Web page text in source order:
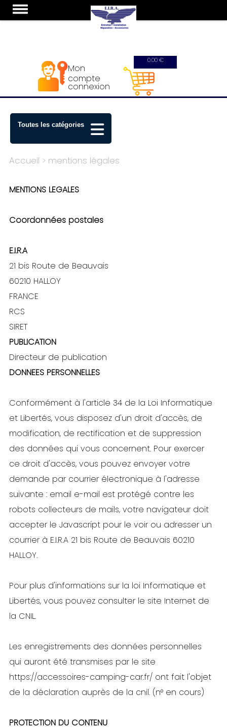
Mon
compte
connexion
0.00 €
Toutes les catégories
Accueil > mentions légales
MENTIONS LEGALES
Coordonnées postales
E.I.R.A
21 bis Route de Beauvais
60210 HALLOY
FRANCE
RCS
SIRET
PUBLICATION
Directeur de publication
DONNEES PERSONNELLES
Conformément à l'article 34 de la Loi Informatique
et Libertés, vous disposez d'un droit d'accès, de
modification, de rectification et de suppression
des données qui vous concernent. Pour exercer
ce droit d'accès, vous pouvez envoyer votre
demande par courrier électronique à l'adresse
suivante : email e-mail est protégé contre les
robots collecteurs de mails, votre navigateur doit
accepter le Javascript pour le voir ou adresser un
courrier à E.I.R.A 21 bis Route de Beauvais 60210
HALLOY.
Pour plus d'informations sur la loi Informatique et
Libertés, vous pouvez consulter le site Internet de
la CNIL.
Les enregistrements des données personnelles
qui auront été transmises par le site
https://accessoires-camping-car.fr/ ont fait l'objet
de la déclaration auprès de la cnil. (n° en cours)
PROTECTION DU CONTENU